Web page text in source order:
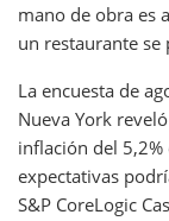
mano de obra es
un restaurante
La encuesta de
Nueva York
inflación del 5,2%
expectativas
S&P CoreLogic